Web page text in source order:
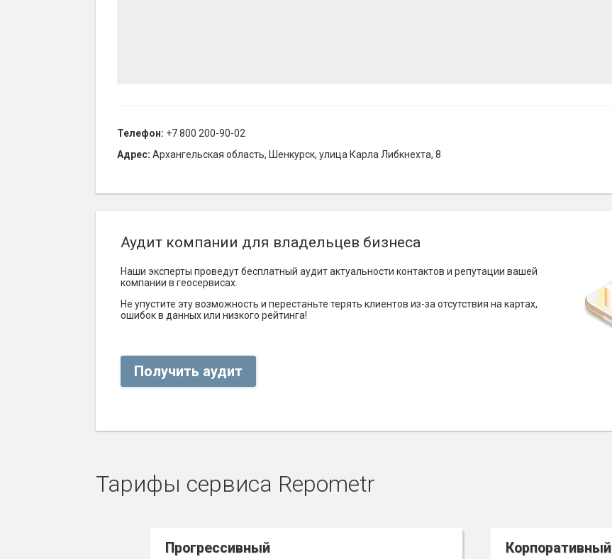
Телефон: +7 800 200-90-02
Адрес: Архангельская область, Шенкурск, улица Карла Либкнехта, 8
Аудит компании для владельцев бизнеса
Наши эксперты проведут бесплатный аудит актуальности контактов и репутации вашей
компании в геосервисах.
Не упустите эту возможность и перестаньте терять клиентов из-за отсутствия на картах,
ошибок в данных или низкого рейтинга!
Получить аудит
Тарифы сервиса Repometr
Прогрессивный Корпоративный